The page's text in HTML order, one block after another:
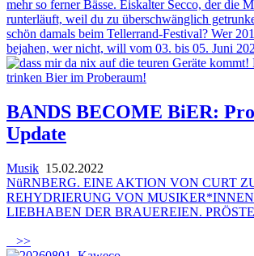
mehr so ferner Bässe. Eiskalter Secco, der die
runterläuft, weil du zu überschwänglich
schön damals beim Tellerrand-Festival? Wer
bejahen, wer nicht, will vom 03. bis 05. Juni
BANDS BECOME BiER:
Update
Musik 15.02.2022
NüRNBERG. EINE AKTION VON CURT
REHYDRIERUNG VON
LIEBHABEN DER BRAUEREIEN.
>>